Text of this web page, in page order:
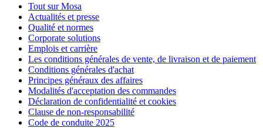
Tout sur Mosa
Actualités et presse
Qualité et normes
Corporate solutions
Emplois et carrière
Les conditions générales de vente, de livraison et de paiement
Conditions générales d'achat
Principes généraux des affaires
Modalités d'acceptation des commandes
Déclaration de confidentialité et cookies
Clause de non-responsabilité
Code de conduite 2025